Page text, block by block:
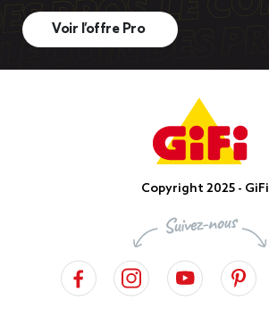
Voir l’offre Pro
Copyright 2025 - GiFi